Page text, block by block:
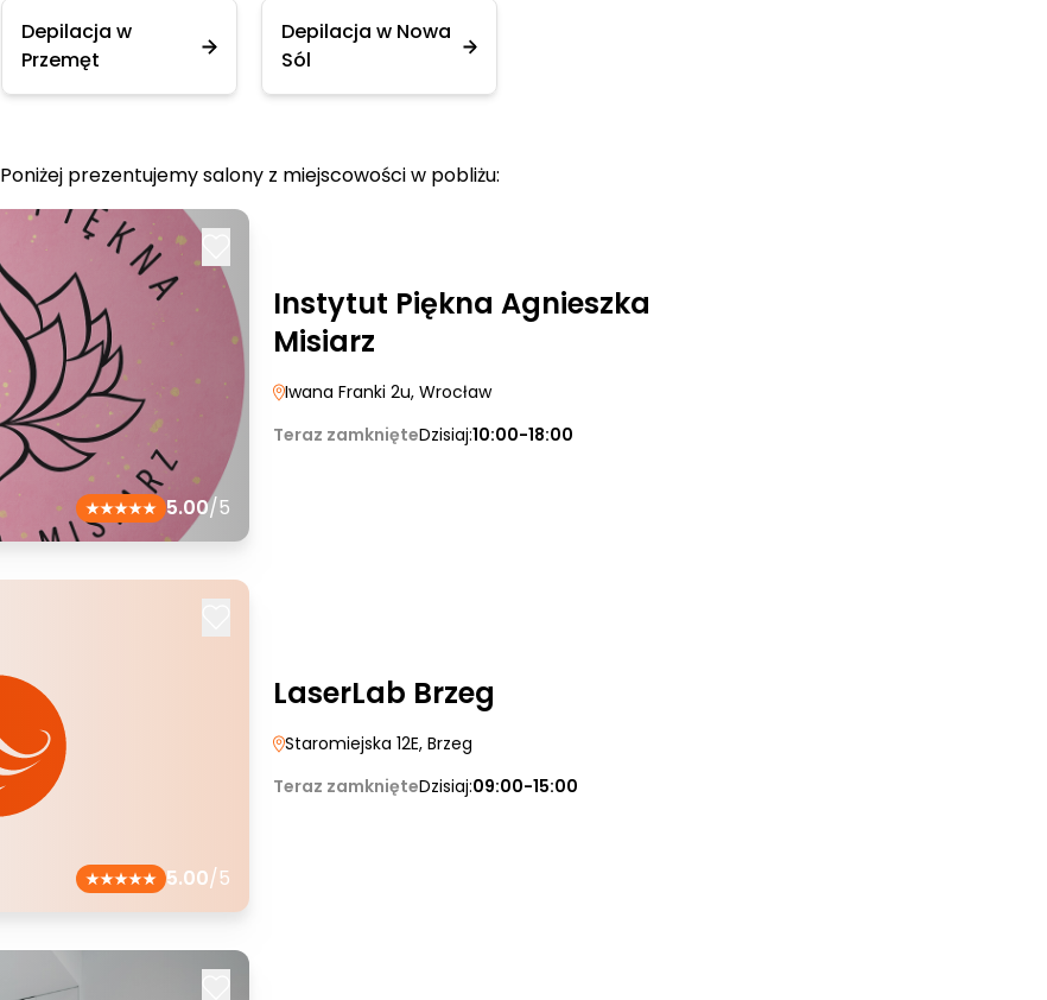
Depilacja w
Przemęt
Depilacja w Nowa
Sól
Poniżej prezentujemy salony z miejscowości w pobliżu:
5.00/5
Instytut Piękna Agnieszka
Misiarz
Iwana Franki 2u, Wrocław
Teraz zamknięteDzisiaj:10:00-18:00
5.00/5
LaserLab Brzeg
Staromiejska 12E, Brzeg
Teraz zamknięteDzisiaj:09:00-15:00